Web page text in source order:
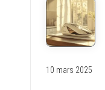
10 mars 2025